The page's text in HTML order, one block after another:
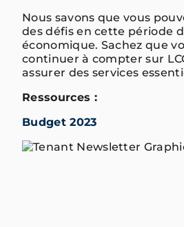
Nous savons que vous
des défis en cette période
économique. Sachez que
continuer à compter sur
assurer des services
Ressources :
Budget 2023